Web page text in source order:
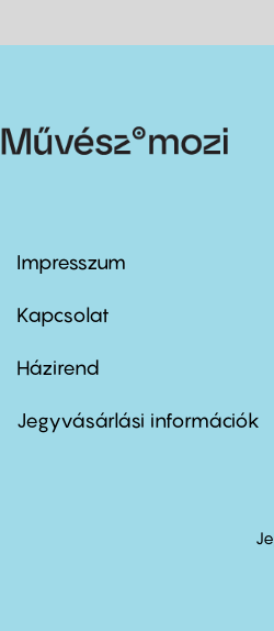
Footer
first
Impresszum
Kapcsolat
Footer
second
Házirend
Jegyvásárlási információk